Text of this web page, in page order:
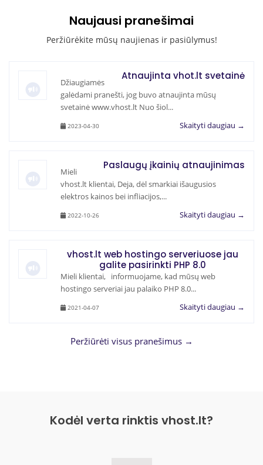
Naujausi pranešimai
Peržiūrėkite mūsų naujienas ir pasiūlymus!
Atnaujinta vhot.lt svetainė
Džiaugiamės
galėdami pranešti, jog buvo atnaujinta mūsų
svetainė www.vhost.lt Nuo šiol...
2023-04-30 Skaityti daugiau →
Paslaugų įkainių atnaujinimas
Mieli
vhost.lt klientai, Deja, dėl smarkiai išaugusios
elektros kainos bei infliacijos,...
2022-10-26 Skaityti daugiau →
vhost.lt web hostingo serveriuose jau
galite pasirinkti PHP 8.0
Mieli klientai, informuojame, kad mūsų web
hostingo serveriai jau palaiko PHP 8.0...
2021-04-07 Skaityti daugiau →
Peržiūrėti visus pranešimus →
Kodėl verta rinktis vhost.lt?